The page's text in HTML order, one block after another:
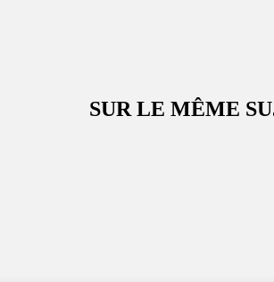
SUR LE MÊME